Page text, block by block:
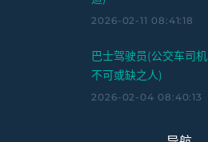
2026-02-11 08:41:18
巴士驾驶员(公交车司
不可或缺之人)
2026-02-04 08:40:13